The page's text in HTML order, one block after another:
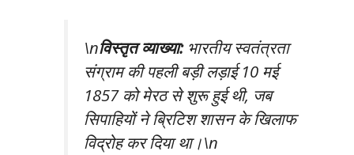
\nविस्तृत व्याख्या:भारतीय स्वतंत्रता
संग्राम की पहली बड़ी लड़ाई 10 मई
1857 को मेरठ से शुरू हुई थी, जब
सिपाहियों ने ब्रिटिश शासन के खिलाफ
विद्रोह कर दिया था।\n